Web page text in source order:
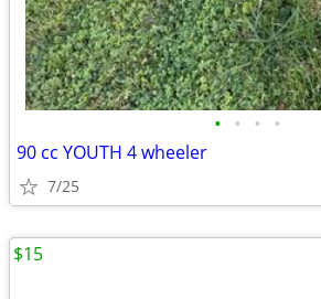
• • • •
90 cc YOUTH 4 wheeler
7/25
$15